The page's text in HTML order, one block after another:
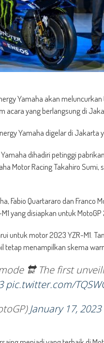
Yamaha akan
acara yang berlangsung di
Yamaha digelar di Jakarta
dihadiri petinggi
Motor Racing Takahiro
Fabio Quartararo dan
yang disiapkan untuk MotoGP
untuk motor 2023 YZR-M1.
tetap menampilkan skema
🔛 The first
pic.twitter.com/
January 17, 2023